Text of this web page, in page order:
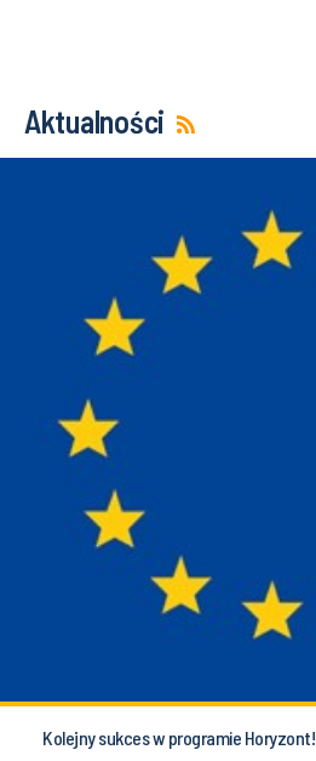
Aktualności
Kolejny sukces w programie Horyzont!